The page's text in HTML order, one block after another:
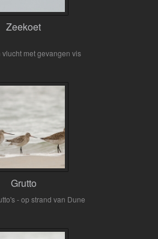
Zeekoet
vlucht met gevangen vis
Grutto
- op strand van Dune